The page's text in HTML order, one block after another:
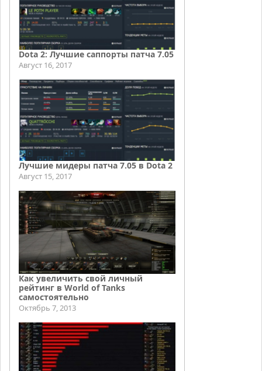
Dota 2: Лучшие саппорты патча 7.05
Август 16, 2017
Лучшие мидеры патча 7.05 в Dota 2
Август 15, 2017
Как увеличить свой личный
рейтинг в World of Tanks
самостоятельно
Октябрь 7, 2013